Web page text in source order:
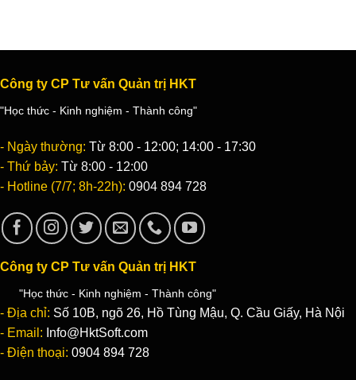
Công ty CP Tư vấn Quản trị HKT
"Học thức - Kinh nghiệm - Thành công"
- Ngày thường: Từ 8:00 - 12:00; 14:00 - 17:30
- Thứ bảy: Từ 8:00 - 12:00
- Hotline (7/7; 8h-22h): 0904 894 728
Công ty CP Tư vấn Quản trị HKT
"Học thức - Kinh nghiệm - Thành công"
- Địa chỉ: Số 10B, ngõ 26, Hồ Tùng Mậu, Q. Cầu Giấy, Hà Nội
- Email: Info@HktSoft.com
- Điện thoại: 0904 894 728